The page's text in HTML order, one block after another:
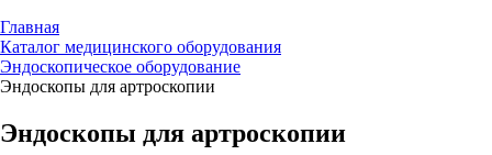
Главная
Каталог медицинского оборудования
Эндоскопическое оборудование
Эндоскопы для артроскопии
Эндоскопы для артроскопии